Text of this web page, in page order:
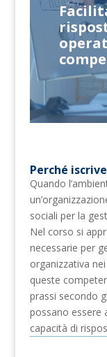
Perché
Quando
sociali per la
Nel corso si
necessarie per
organizzativa
queste
prassi secondo
possano essere
capacità di